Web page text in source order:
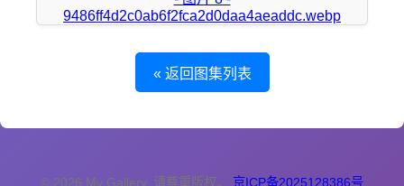
« 返回图集列表
© 2026 My Gallery. 请尊重版权。 京ICP备2025128386号